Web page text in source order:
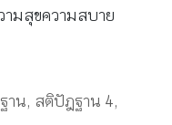
ามสุขความสบาย
าน, สติปัฎฐาน 4,